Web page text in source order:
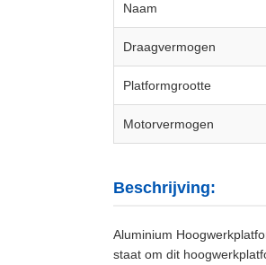
Naam
Draagvermogen
Platformgrootte
Motorvermogen
Beschrijving:
Aluminium
staat om dit